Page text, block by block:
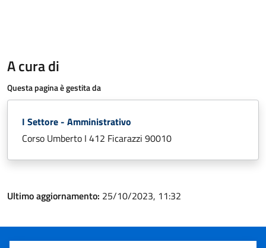
A cura di
Questa pagina è gestita da
I Settore - Amministrativo
Corso Umberto I 412 Ficarazzi 90010
Ultimo aggiornamento: 25/10/2023, 11:32